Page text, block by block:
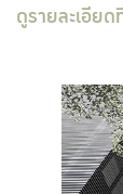
ดูรายละเอียด